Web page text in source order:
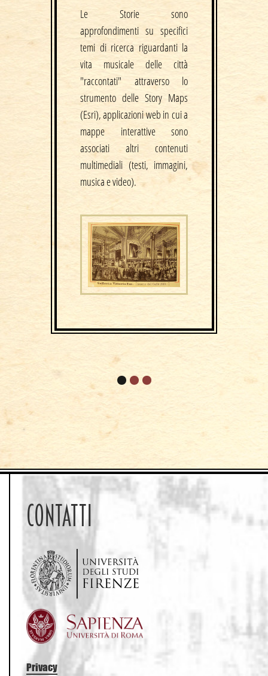
Le Storie sono
approfondimenti su specifici
temi di ricerca riguardanti la
vita musicale delle città
"raccontati" attraverso lo
strumento delle Story Maps
(Esri), applicazioni web in cui a
mappe interattive sono
associati altri contenuti
multimediali (testi, immagini,
musica e video).
CONTATTI
Privacy